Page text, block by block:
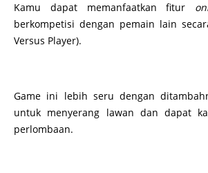
Kamu dapat memanfaatkan fitur
berkompetisi dengan pemain lain
Versus Player).
Game ini lebih seru dengan
untuk menyerang lawan dan dapat
perlombaan.